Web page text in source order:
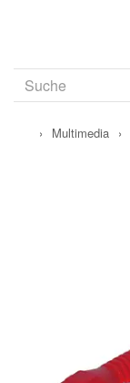
› Multimedia ›